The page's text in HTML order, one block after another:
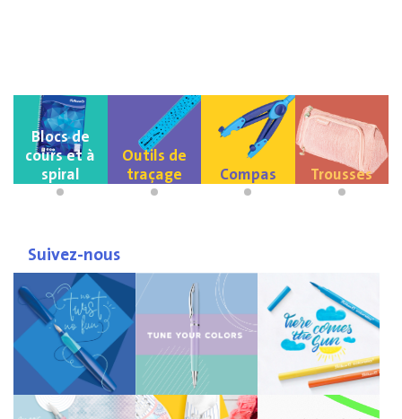
Blocs de
cours et à
spiral
Outils de
traçage
Compas Trousses
Suivez-nous